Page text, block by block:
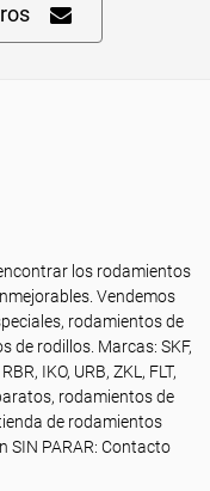
los rodamientos
Vendemos
rodamientos de
de rodillos. Marcas: SKF,
IKO, URB, ZKL, FLT,
rodamientos de
de rodamientos
SIN PARAR: Contacto